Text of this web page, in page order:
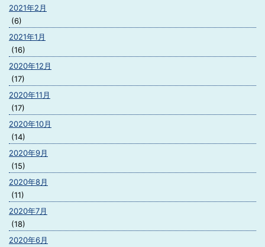
2021年2月
(6)
2021年1月
(16)
2020年12月
(17)
2020年11月
(17)
2020年10月
(14)
2020年9月
(15)
2020年8月
(11)
2020年7月
(18)
2020年6月